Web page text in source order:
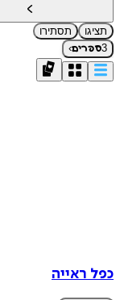
תציגו
תסתירו
3ספרים›
כפל ראייה